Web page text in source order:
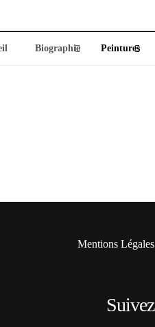
Biographie Peintures
Mentions Légales